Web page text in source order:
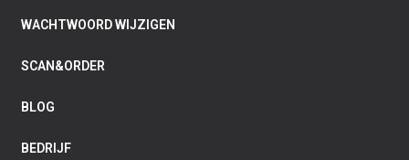
WACHTWOORD WIJZIGEN
SCAN&ORDER
BLOG
BEDRIJF